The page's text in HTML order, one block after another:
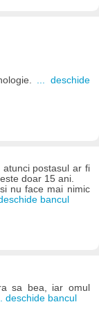
... deschide
postasul ar fi
doar 15 ani.
nu face mai nimic
bancul
sa bea, iar omul
... deschide bancul